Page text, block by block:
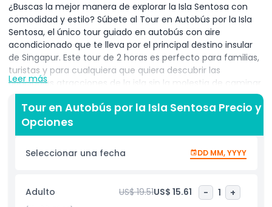
¿Buscas la mejor manera de explorar la Isla Sentosa con
comodidad y estilo? Súbete al Tour en Autobús por la Isla
Sentosa, el único tour guiado en autobús con aire
acondicionado que te lleva por el principal destino insular
de Singapur. Este tour de 2 horas es perfecto para familias,
turistas y para cualquiera que quiera descubrir las
principales atracciones de la isla sin la molestia de caminar
bajo el sol. Viaja por Sentosa con comodidad mientras el
tour hace paradas en lugares imperdibles como Beach
Station, el SkyHelix Sentosa, Explorers of Sentosa en Palawan
Beach y más. Obtén una vista panorámica de la isla desde
SkyHelix Sentosa, el viaje panorámico al aire libre más alto
de Singapur. Luego, maravíllate con las esculturas únicas
creativamente con materiales reciclados como palets y
cajas.
Leer más
Tour en Autobús por la Isla Sentosa Precio y
Opciones
Seleccionar una fecha DD MM, YYYY
Adulto US$ 19.51US$ 15.61 - 1 +